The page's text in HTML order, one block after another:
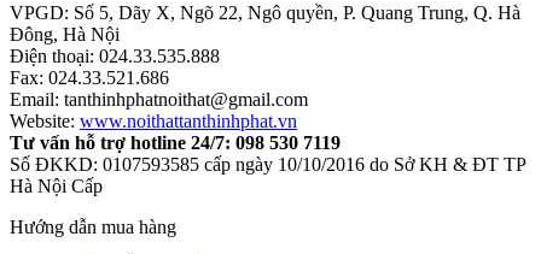
VPGD: Số 5, Dãy X, Ngõ 22, Ngô quyền, P. Quang Trung, Q. Hà
Đông, Hà Nội
Điện thoại: 024.33.535.888
Fax: 024.33.521.686
Email: tanthinhphatnoithat@gmail.com
Website: www.noithattanthinhphat.vn
Tư vấn hỗ trợ hotline 24/7: 098 530 7119
Số ĐKKD: 0107593585 cấp ngày 10/10/2016 do Sở KH & ĐT TP
Hà Nội Cấp
Hướng dẫn mua hàng